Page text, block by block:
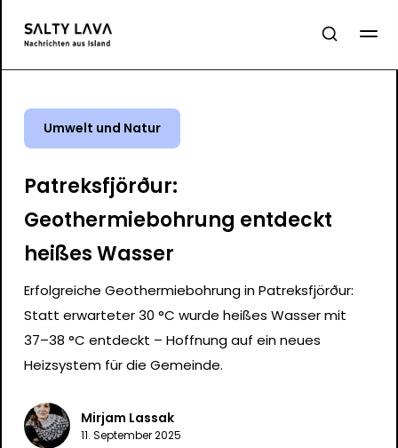
Umwelt und Natur
Patreksfjörður:
Geothermiebohrung entdeckt
heißes Wasser
Erfolgreiche Geothermiebohrung in Patreksfjörður:
Statt erwarteter 30 °C wurde heißes Wasser mit
37–38 °C entdeckt – Hoffnung auf ein neues
Heizsystem für die Gemeinde.
Mirjam Lassak
11. September 2025